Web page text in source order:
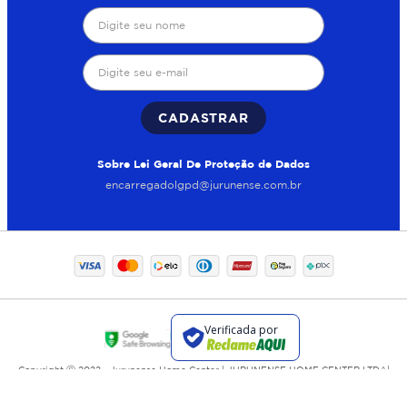
CADASTRAR
Sobre Lei Geral De Proteção de Dados
encarregadolgpd@jurunense.com.br
Copyright Ⓒ 2022 - Jurunense Home Center | JURUNENSE HOME CENTER LTDA|